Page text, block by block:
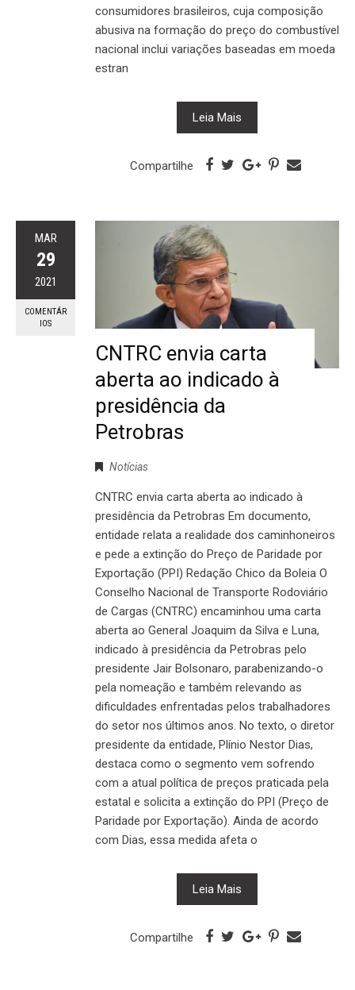
consumidores brasileiros, cuja composição
abusiva na formação do preço do combustível
nacional inclui variações baseadas em moeda
estran
Leia Mais
Compartilhe
MAR
29
2021
COMENTÁR
IOS
CNTRC envia carta
aberta ao indicado à
presidência da
Petrobras
Notícias
CNTRC envia carta aberta ao indicado à
presidência da Petrobras Em documento,
entidade relata a realidade dos caminhoneiros
e pede a extinção do Preço de Paridade por
Exportação (PPI) Redação Chico da Boleia O
Conselho Nacional de Transporte Rodoviário
de Cargas (CNTRC) encaminhou uma carta
aberta ao General Joaquim da Silva e Luna,
indicado à presidência da Petrobras pelo
presidente Jair Bolsonaro, parabenizando-o
pela nomeação e também relevando as
dificuldades enfrentadas pelos trabalhadores
do setor nos últimos anos. No texto, o diretor
presidente da entidade, Plínio Nestor Dias,
destaca como o segmento vem sofrendo
com a atual política de preços praticada pela
estatal e solicita a extinção do PPI (Preço de
Paridade por Exportação). Ainda de acordo
com Dias, essa medida afeta o
Leia Mais
Compartilhe